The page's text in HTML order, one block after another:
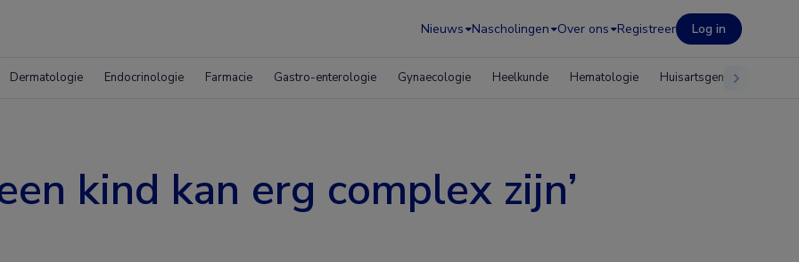
Nieuws Nascholingen Over ons Registreer Log in
Dermatologie Endocrinologie Farmacie Gastro-enterologie Gynaecologie Heelkunde Hematologie Huisartsgeneeskunde
kind kan erg complex zijn’